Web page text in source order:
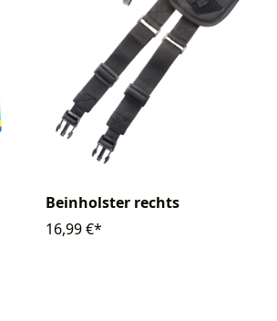
Beinholster rechts
16,99 €*